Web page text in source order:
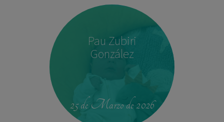
Pau Zubiri
González
25 de Marzo de 2026